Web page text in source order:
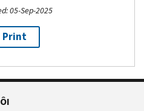
05-Sep-2025
Print